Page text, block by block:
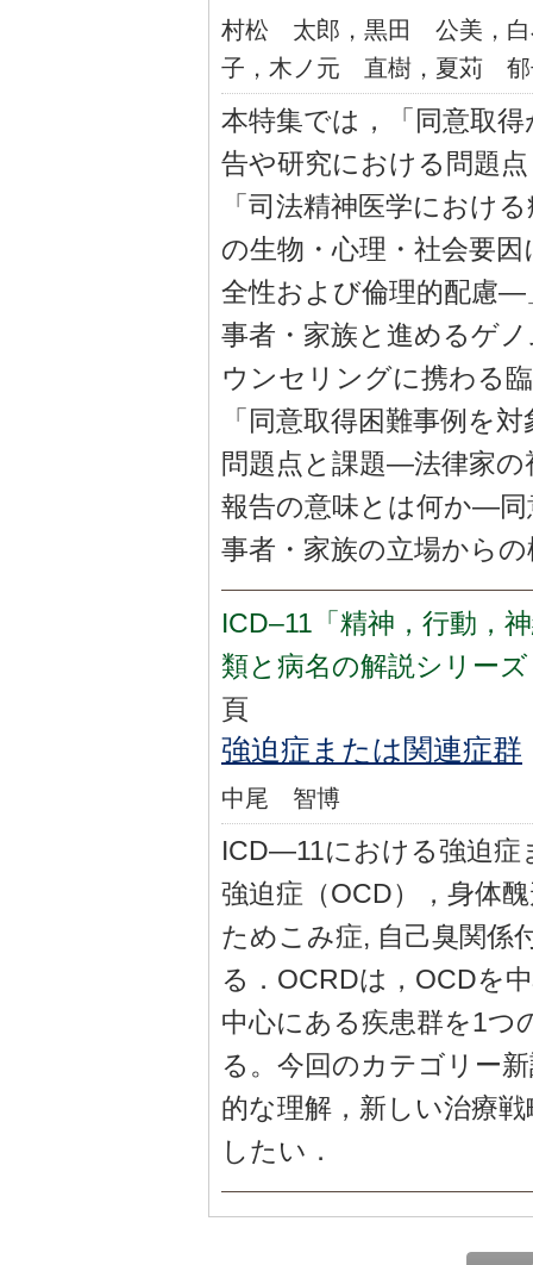
村松 太郎，黒田 公美，
子，木ノ元 直樹，夏苅 郁
本特集では，「同意取
告や研究における問題
「司法精神医学におけ
の生物・心理・社会要
全性および倫理的配慮―
事者・家族と進めるゲ
ウンセリングに携わる
「同意取得困難事例を
問題点と課題―法律家
報告の意味とは何か―同
事者・家族の立場から
ICD‒11「精神，行動，
類と病名の解説シリー
頁
強迫症または関連症群
中尾 智博
ICD—11における強迫症
強迫症（OCD），身体
ためこみ症, 自己臭関係
る．OCRDは，OCDを
中心にある疾患群を1つ
る。今回のカテゴリー
的な理解，新しい治療
したい．